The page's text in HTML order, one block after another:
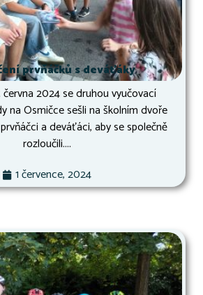
prvňáčků s deváťáky
2024 se druhou vyučovací
na Osmičce sešli na školním dvoře
a deváťáci, aby se společně
rozloučili....
1 července, 2024